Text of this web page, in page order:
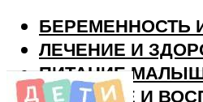
БЕРЕМЕННОСТЬ
ЛЕЧЕНИЕ И
ПИТАНИЕ
РАЗВИТИЕ И